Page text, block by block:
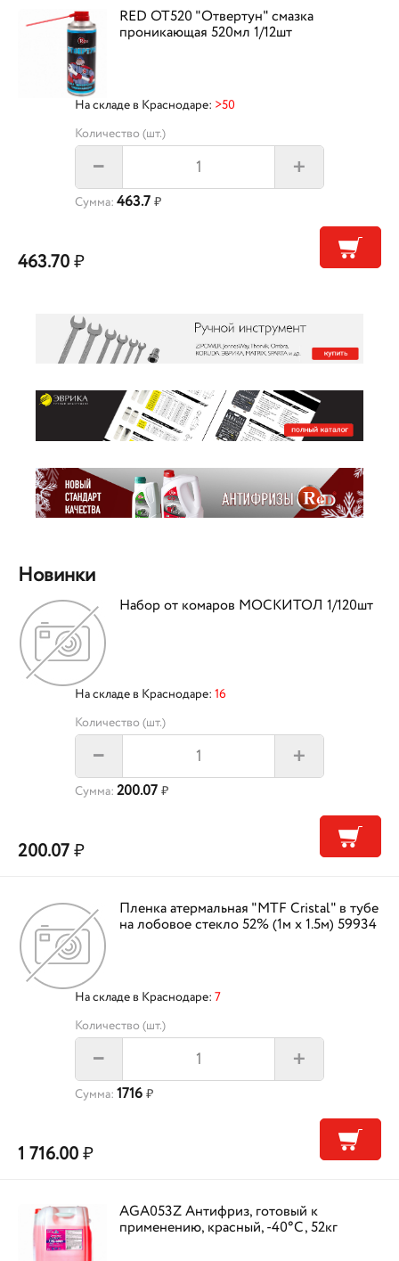
RED OT520 "Отвертун" смазка
проникающая 520мл 1/12шт
На складе в Краснодаре: >50
Количество (шт.)
– +
Сумма: 463.7 ₽
463.70₽
Новинки
Набор от комаров МОСКИТОЛ 1/120шт
На складе в Краснодаре: 16
Количество (шт.)
– +
Сумма: 200.07 ₽
200.07₽
Пленка атермальная "MTF Cristal" в тубе
на лобовое стекло 52% (1м х 1.5м) 59934
На складе в Краснодаре: 7
Количество (шт.)
– +
Сумма: 1716 ₽
1 716.00₽
AGA053Z Антифриз, готовый к
применению, красный, -40°С, 52кг